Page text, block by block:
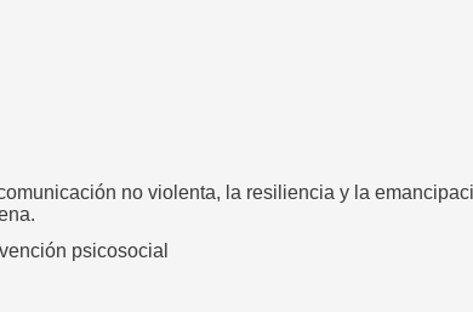
no violenta, la resiliencia y la
psicosocial